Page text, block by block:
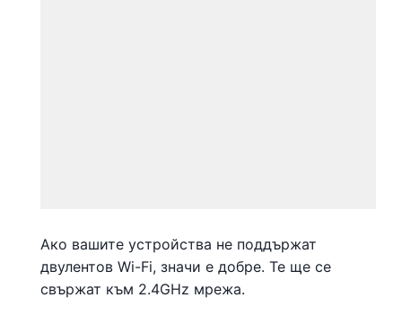
Ако вашите устройства не поддържат
двулентов Wi-Fi, значи е добре. Те ще се
свържат към 2.4GHz мрежа.